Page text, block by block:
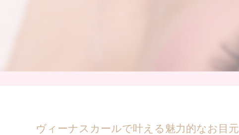
ヴィーナスカールで叶える魅力的なお目元